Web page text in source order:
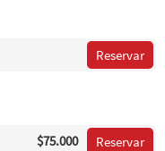
Reservar
$75.000 Reservar